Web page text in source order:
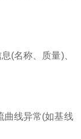
(名称、质量)、
线异常(如基线